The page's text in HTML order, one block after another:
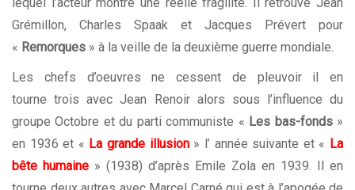
Grémillon, Charles Spaak et Jacques Prévert pour
« Remorques » à la veille de la deuxième guerre mondiale.
Les chefs d’oeuvres ne cessent de pleuvoir il en
tourne trois avec Jean Renoir alors sous l’influence du
groupe Octobre et du parti communiste « Les bas-fonds»
en 1936 et « La grande illusion» l’ année suivante et « La
bête humaine » (1938) d’après Emile Zola en 1939. Il en